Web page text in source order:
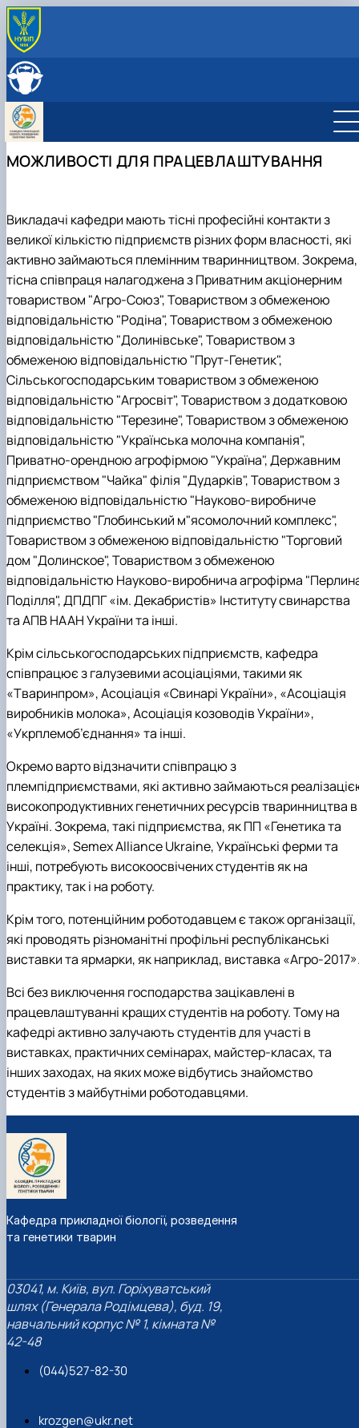
ПРО КАФЕДРУ
Можливості працевлаштування
Практика студентів
НАУКОВА ДІЯЛЬНІСТЬ
Дорадча діяльність
Гурток "Генетичні ресурси тварин"
Гурток "Розведення та селекція тварин"
Гурток "Генетика тварин"
МОЖЛИВОСТІ ДЛЯ ПРАЦЕВЛАШТУВАННЯ
Викладачі кафедри мають тісні професійні контакти з
великої кількістю підприємств різних форм власності, які
активно займаються племінним тваринництвом. Зокрема,
тісна співпраця налагоджена з Приватним акціонерним
товариством "Агро-Союз", Товариством з обмеженою
відповідальністю "Родіна", Товариством з обмеженою
відповідальністю "Долинівське", Товариством з
обмеженою відповідальністю "Прут-Генетик",
Сільськогосподарським товариством з обмеженою
відповідальністю "Агросвіт", Товариством з додатковою
відповідальністю "Терезине", Товариством з обмеженою
відповідальністю "Українська молочна компанія",
Приватно-орендною агрофірмою "Україна", Державним
підприємством "Чайка" філія "Дударків", Товариством з
обмеженою відповідальністю "Науково-виробниче
підприємство "Глобинський м"ясомолочний комплекс",
Товариством з обмеженою відповідальністю "Торговий
дом "Долинское", Товариством з обмеженою
відповідальністю Науково-виробнича агрофірма
Поділля", ДПДПГ «ім. Декабристів» Інституту свинарства
та АПВ НААН України та інші.
Крім сільськогосподарських підприємств, кафедра
співпрацює з галузевими асоціаціями, такими як
«Тваринпром», Асоціація «Свинарі України», «Асоціація
виробників молока», Асоціація козоводів України»,
«Укрплемоб’єднання» та інші.
Окремо варто відзначити співпрацю з
племпідприємствами, які активно займаються
високопродуктивних генетичних ресурсів тваринництва в
Україні. Зокрема, такі підприємства, як ПП «Генетика та
селекція», Semex Alliance Ukraine, Українські ферми та
інші, потребують високоосвічених студентів як на
практику, так і на роботу.
Крім того, потенційним роботодавцем є також організації,
які проводять різноманітні профільні республіканські
виставки та ярмарки, як наприклад, виставка «Агро-
Всі без виключення господарства зацікавлені в
працевлаштуванні кращих студентів на роботу. Тому на
кафедрі активно залучають студентів для участі в
виставках, практичних семінарах, майстер-класах, та
інших заходах, на яких може відбутись знайомство
студентів з майбутніми роботодавцями.
Кафедра прикладної біології, розведення
та генетики тварин
03041, м. Київ, вул. Горіхуватський
шлях (Генерала Родімцева), буд. 19,
навчальний корпус № 1, кімната №
42-48
(044)527-82-30
krozgen@ukr.net